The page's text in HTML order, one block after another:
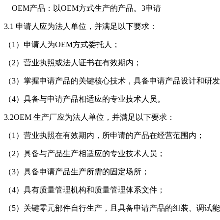
OEM产品：以OEM方式生产的产品。3申请
3.1 申请人应为法人单位，并满足以下要求：
（1）申请人为OEM方式委托人；
（2）营业执照或法人证书在有效期内；
（3）掌握申请产品的关键核心技术，具备申请产品设计和研发
（4）具备与申请产品相适应的专业技术人员。
3.2OEM 生产厂应为法人单位，并满足以下要求：
（1）营业执照在有效期内，所申请的产品在经营范围内；
（2）具备与产品生产相适应的专业技术人员；
（3）具备申请产品生产所需的固定场所；
（4）具有质量管理机构和质量管理体系文件；
（5）关键零元部件自行生产，且具备申请产品的组装、调试能